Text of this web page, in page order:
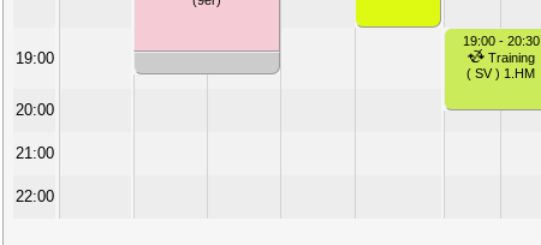
19:00
19:00 - 20:30
Training
( SV ) 1.HM
20:00
21:00
22:00